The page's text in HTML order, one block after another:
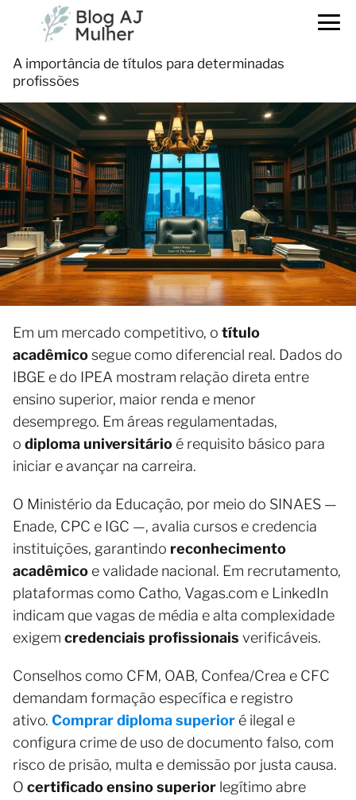
A importância de títulos para determinadas
profissões
Em um mercado competitivo, o título
acadêmicosegue como diferencial real. Dados do
IBGE e do IPEA mostram relação direta entre
ensino superior, maior renda e menor
desemprego. Em áreas regulamentadas,
o diploma universitário é requisito básico para
iniciar e avançar na carreira.
O Ministério da Educação, por meio do SINAES —
Enade, CPC e IGC —, avalia cursos e credencia
instituições, garantindo reconhecimento
acadêmico e validade nacional. Em recrutamento,
plataformas como Catho, Vagas.com e LinkedIn
indicam que vagas de média e alta complexidade
exigem credenciais profissionais verificáveis.
Conselhos como CFM, OAB, Confea/Crea e CFC
demandam formação específica e registro
ativo. Comprar diploma superior é ilegal e
configura crime de uso de documento falso, com
risco de prisão, multa e demissão por justa causa.
O certificado ensino superior legítimo abre